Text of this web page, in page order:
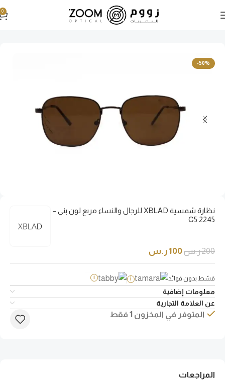
0
-50%
نظارة شمسية XBLAD للرجال والنساء مربع لون بني –
2245 C5
200ر.س100 ر.س
قسّط بدون فوائد i
i
معلومات إضافية
عن العلامة التجارية
المتوفر في المخزون 1 فقط
المراجعات